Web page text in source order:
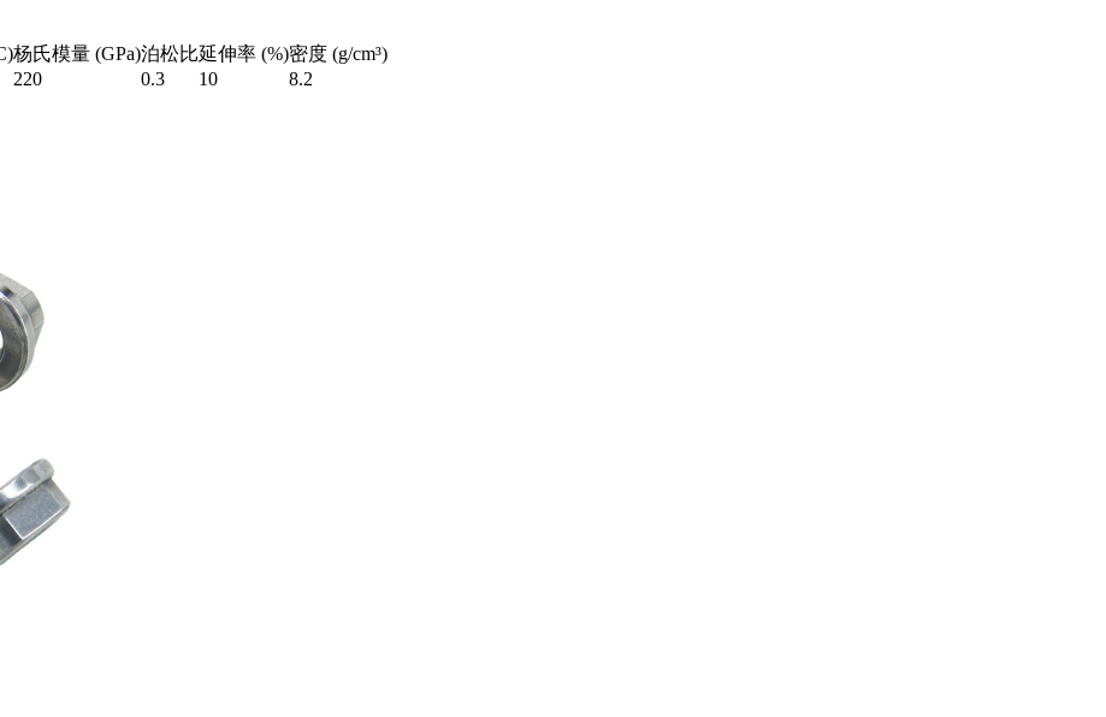
杨氏模量 (GPa)泊松比延伸率 (%)密度 (g/cm³)
220 0.3 10 8.2